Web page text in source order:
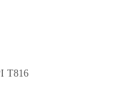
T816